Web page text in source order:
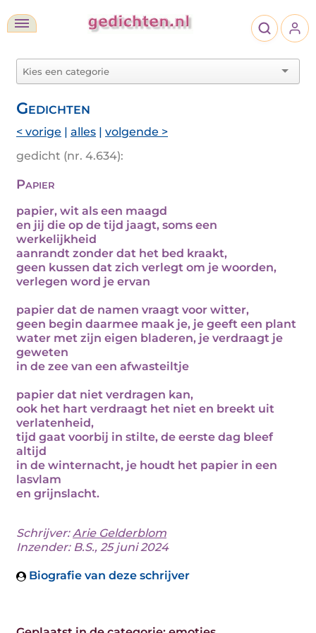
Gedichten
< vorige | alles | volgende >
gedicht (nr. 4.634):
Papier
papier, wit als een maagd
en jij die op de tijd jaagt, soms een
werkelijkheid
aanrandt zonder dat het bed kraakt,
geen kussen dat zich verlegt om je woorden,
verlegen word je ervan
papier dat de namen vraagt voor witter,
geen begin daarmee maak je, je geeft een plant
water met zijn eigen bladeren, je verdraagt je
geweten
in de zee van een afwasteiltje
papier dat niet verdragen kan,
ook het hart verdraagt het niet en breekt uit
verlatenheid,
tijd gaat voorbij in stilte, de eerste dag bleef
altijd
in de winternacht, je houdt het papier in een
lasvlam
en grijnslacht.
Schrijver:Arie Gelderblom
Inzender: B.S., 25 juni 2024
Biografie van deze schrijver